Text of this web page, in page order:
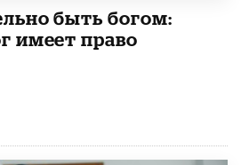
быть богом:
имеет право